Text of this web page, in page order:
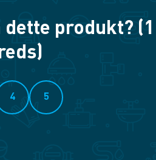
produkt?
4 5